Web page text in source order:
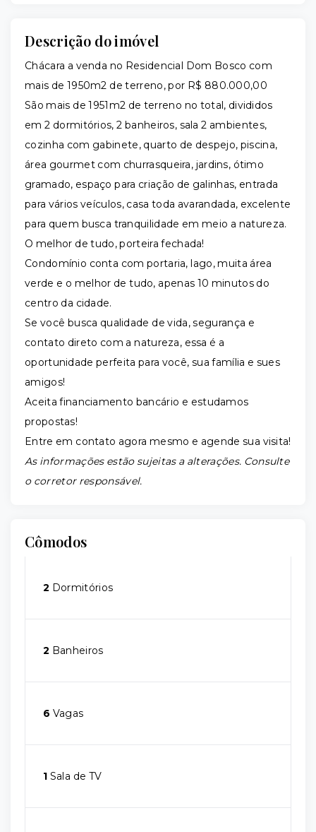
Descrição do imóvel
Chácara a venda no Residencial Dom Bosco com
mais de 1950m2 de terreno, por R$ 880.000,00
São mais de 1951m2 de terreno no total, divididos
em 2 dormitórios, 2 banheiros, sala 2 ambientes,
cozinha com gabinete, quarto de despejo, piscina,
área gourmet com churrasqueira, jardins, ótimo
gramado, espaço para criação de galinhas, entrada
para vários veículos, casa toda avarandada, excelente
para quem busca tranquilidade em meio a natureza.
O melhor de tudo, porteira fechada!
Condomínio conta com portaria, lago, muita área
verde e o melhor de tudo, apenas 10 minutos do
centro da cidade.
Se você busca qualidade de vida, segurança e
contato direto com a natureza, essa é a
oportunidade perfeita para você, sua família e sues
amigos!
Aceita financiamento bancário e estudamos
propostas!
Entre em contato agora mesmo e agende sua visita!
As informações estão sujeitas a alterações. Consulte
o corretor responsável.
Cômodos
2 Dormitórios
2 Banheiros
6 Vagas
1 Sala de TV